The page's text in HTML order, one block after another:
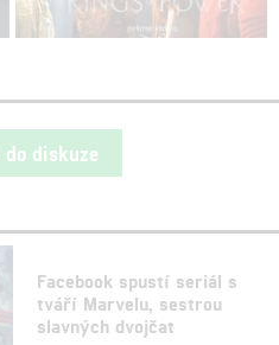
diskuze
Facebook spustí seriál s
tváří Marvelu, sestrou
slavných dvojčat